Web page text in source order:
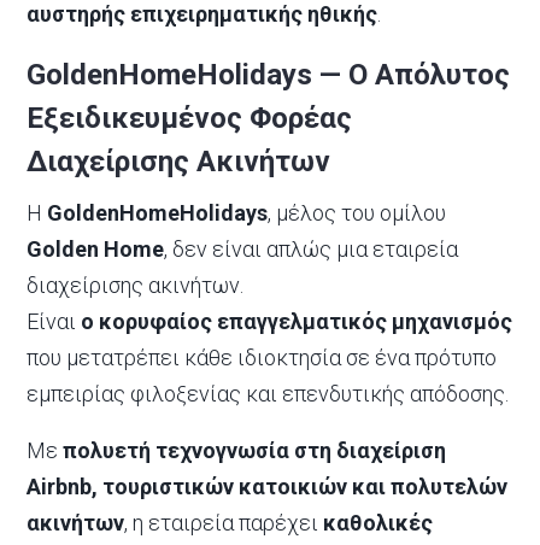
αυστηρής επιχειρηματικής ηθικής.
GoldenHomeHolidays — Ο Απόλυτος
Εξειδικευμένος Φορέας
Διαχείρισης Ακινήτων
Η GoldenHomeHolidays, μέλος του ομίλου
Golden Home, δεν είναι απλώς μια εταιρεία
διαχείρισης ακινήτων.
Είναι ο κορυφαίος επαγγελματικός μηχανισμός
που μετατρέπει κάθε ιδιοκτησία σε ένα πρότυπο
εμπειρίας φιλοξενίας και επενδυτικής απόδοσης.
Μεπολυετή τεχνογνωσία στη διαχείριση
Airbnb, τουριστικών κατοικιών και πολυτελών
ακινήτων, η εταιρεία παρέχει καθολικές